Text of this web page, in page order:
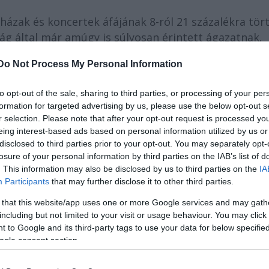
Not Process My Personal Information
opt-out of the sale, sharing to third parties, or processing of your
for targeted advertising by us, please use the below opt-out
selection. Please note that after your opt-out request is processed
interest-based ads based on personal information utilized by us
to third parties prior to your opt-out. You may separately
of your personal information by third parties on the IAB’s list of
This information may also be disclosed by us to third parties on the
Participants that may further disclose it to other third parties.
that this website/app uses one or more Google services and may
but not limited to your visit or usage behaviour. You may
to Google and its third-party tags to use your data for below
consent section.
és koncertek áfájának 8-ról 21 százalékra
által már amúgy is súlyosan érintett ágazatnak.
közzétett éves statisztika bizonyítja,
2011 és 2012 között 24 100 ember veszítette el
van, a munkanélküliség mára elérte a 25
olyan, nem létfontosságú dolgokon
- magyarázta Pedro Palacios kulturális témákra
tudósítójának.